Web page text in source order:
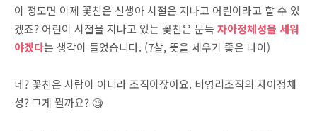
이 정도면 이제 꽃친은 신생아 시절은 지나고 어린이라고 할 수 있
겠죠? 어린이 시절을 지나고 있는 꽃친은 문득 자아정체성을 세워
야겠다는 생각이 들었습니다. (7살, 뜻을 세우기 좋은 나이)
네? 꽃친은 사람이 아니라 조직이잖아요. 비영리조직의 자아정체
성? 그게 뭘까요? 🧐